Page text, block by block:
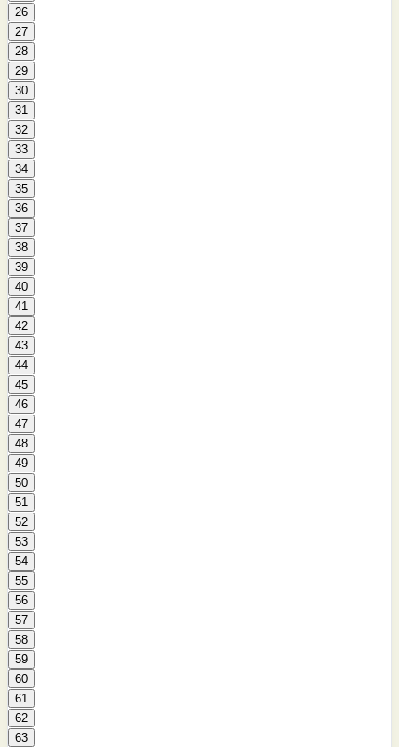
26
27
28
29
30
31
32
33
34
35
36
37
38
39
40
41
42
43
44
45
46
47
48
49
50
51
52
53
54
55
56
57
58
59
60
61
62
63